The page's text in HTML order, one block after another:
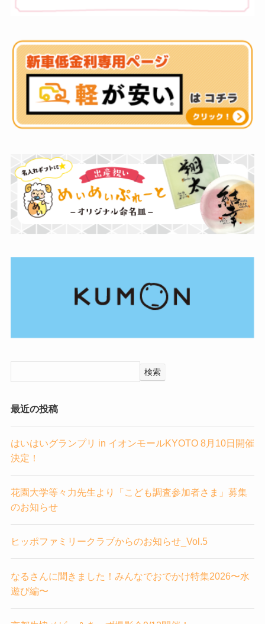
検索
最近の投稿
はいはいグランプリ in イオンモールKYOTO 8月10日開催
決定！
花園大学等々力先生より「こども調査参加者さま」募集
のお知らせ
ヒッポファミリークラブからのお知らせ_Vol.5
なるさんに聞きました！みんなでおでかけ特集2026〜水
遊び編〜